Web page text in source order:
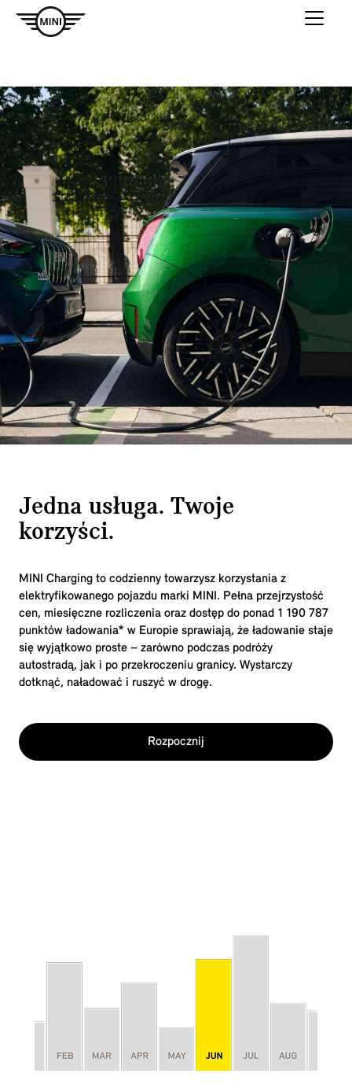
Jedna usługa. Twoje
korzyści.
MINI Charging to codzienny towarzysz korzystania z
elektryfikowanego pojazdu marki MINI. Pełna przejrzystość
cen, miesięczne rozliczenia oraz dostęp do ponad 1 190 787
punktów ładowania* w Europie sprawiają, że ładowanie staje
się wyjątkowo proste – zarówno podczas podróży
autostradą, jak i po przekroczeniu granicy. Wystarczy
dotknąć, naładować i ruszyć w drogę.
Rozpocznij